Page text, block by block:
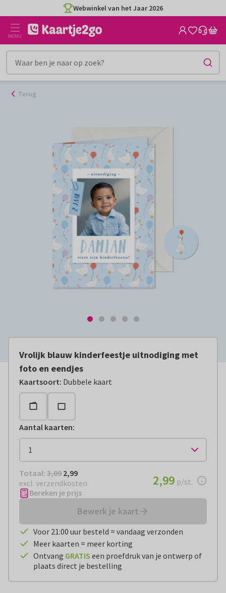
naar
inhoud
Webwinkel van het Jaar 2026
MENU
Terug
Vrolijk blauw kinderfeestje uitnodiging met
foto en eendjes
Kaartsoort: Dubbele kaart
Aantal kaarten:
Totaal: € 2,99
Totaal: 3,09 2,99
excl. verzendkosten
€ 2,99per stuk
2,99 p/st.
Bereken je prijs
Bewerk je kaart
Voor 21:00 uur besteld = vandaag verzonden
Meer kaarten = meer korting
Ontvang GRATIS een proefdruk van je ontwerp of
plaats direct je bestelling